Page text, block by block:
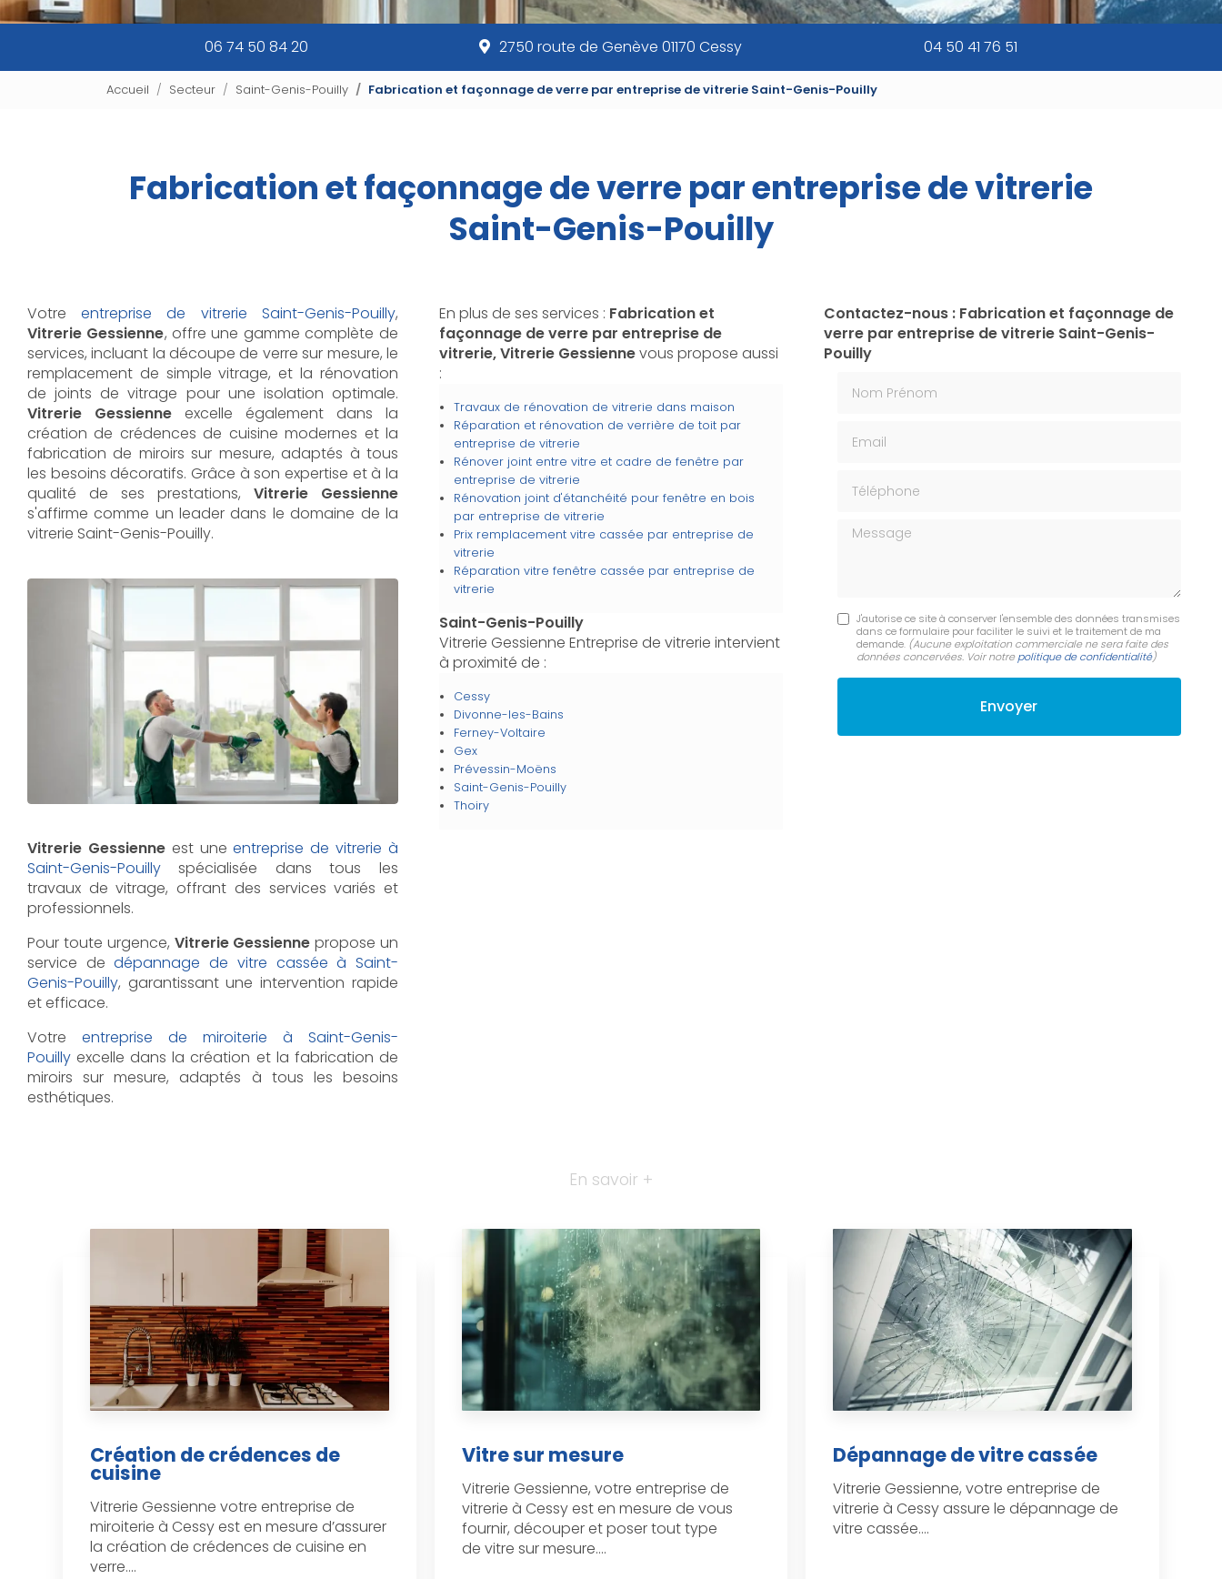
06 74 50 84 20 2750 route de Genève 01170 Cessy 04 50 41 76 51
Accueil Secteur Saint-Genis-Pouilly Fabrication et façonnage de verre par entreprise de vitrerie Saint-Genis-Pouilly
Fabrication et façonnage de verre par entreprise de vitrerie
Saint-Genis-Pouilly
Votreentreprise de vitrerie Saint-Genis-Pouilly,
Vitrerie Gessienne, offre une gamme complète de
services, incluant la découpe de verre sur mesure, le
remplacement de simple vitrage, et la rénovation
de joints de vitrage pour une isolation optimale.
Vitrerie Gessienne excelle également dans la
création de crédences de cuisine modernes et la
fabrication de miroirs sur mesure, adaptés à tous
les besoins décoratifs. Grâce à son expertise et à la
qualité de ses prestations, Vitrerie Gessienne
s'affirme comme un leader dans le domaine de la
vitrerie Saint-Genis-Pouilly.
Vitrerie Gessienneest uneentreprise de vitrerie à
Saint-Genis-Pouilly spécialisée dans tous les
travaux de vitrage, offrant des services variés et
professionnels.
Pour toute urgence, Vitrerie Gessienne propose un
service dedépannage de vitre cassée à Saint-
Genis-Pouilly, garantissant une intervention rapide
et efficace.
Votre entreprise de miroiterie à Saint-Genis-
Pouilly excelle dans la création et la fabrication de
miroirs sur mesure, adaptés à tous les besoins
esthétiques.
En plus de ses services : Fabrication et
façonnage de verre par entreprise de
vitrerie, Vitrerie Gessiennevous propose aussi
:
Travaux de rénovation de vitrerie dans maison
Réparation et rénovation de verrière de toit par
entreprise de vitrerie
Rénover joint entre vitre et cadre de fenêtre par
entreprise de vitrerie
Rénovation joint d'étanchéité pour fenêtre en bois
par entreprise de vitrerie
Prix remplacement vitre cassée par entreprise de
vitrerie
Réparation vitre fenêtre cassée par entreprise de
vitrerie
Saint-Genis-Pouilly
Vitrerie Gessienne Entreprise de vitrerie intervient
à proximité de :
Cessy
Divonne-les-Bains
Ferney-Voltaire
Gex
Prévessin-Moëns
Saint-Genis-Pouilly
Thoiry
Contactez-nous : Fabrication et façonnage de
verre par entreprise de vitrerie Saint-Genis-
Pouilly
Message
J'autorise ce site à conserver l'ensemble des données transmises
dans ce formulaire pour faciliter le suivi et le traitement de ma
demande. (Aucune exploitation commerciale ne sera faite des
données concervées. Voir notrepolitique de confidentialité)
En savoir +
Création de crédences de
cuisine
Vitrerie Gessienne votre entreprise de
miroiterie à Cessy est en mesure d’assurer
la création de crédences de cuisine en
verre....
Vitre sur mesure
Vitrerie Gessienne, votre entreprise de
vitrerie à Cessy est en mesure de vous
fournir, découper et poser tout type
de vitre sur mesure....
Dépannage de vitre cassée
Vitrerie Gessienne, votre entreprise de
vitrerie à Cessy assure le dépannage de
vitre cassée....